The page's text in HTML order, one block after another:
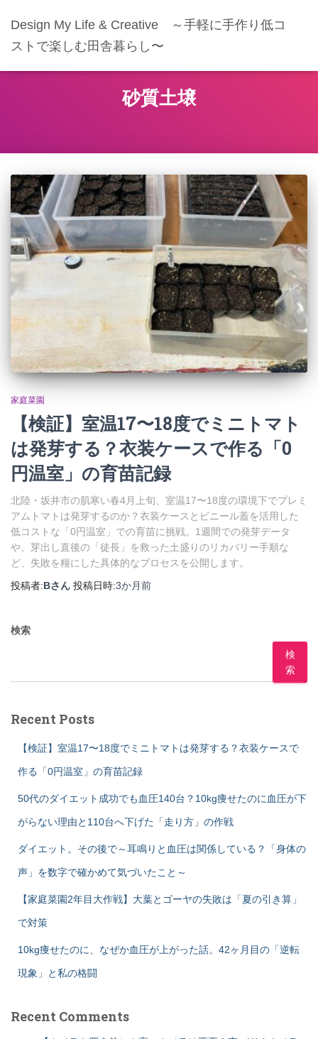
Design My Life & Creative ～手軽に手作り低コ
ストで楽しむ田舎暮らし〜
砂質土壌
家庭菜園
【検証】室温17〜18度でミニトマト
は発芽する？衣装ケースで作る「0
円温室」の育苗記録
北陸・坂井市の肌寒い春4月上旬、室温17〜18度の環境下でプレミ
アムトマトは発芽するのか？衣装ケースとビニール蓋を活用した
低コストな「0円温室」での育苗に挑戦。1週間での発芽データ
や、芽出し直後の「徒長」を救った土盛りのリカバリー手順な
ど、失敗を糧にした具体的なプロセスを公開します。
投稿者:Bさん 投稿日時:3か月前
検索
検
索
Recent Posts
【検証】室温17〜18度でミニトマトは発芽する？衣装ケースで
作る「0円温室」の育苗記録
50代のダイエット成功でも血圧140台？10kg痩せたのに血圧が下
がらない理由と110台へ下げた「走り方」の作戦
ダイエット。その後で～耳鳴りと血圧は関係している？「身体の
声」を数字で確かめて気づいたこと～
【家庭菜園2年目大作戦】大葉とゴーヤの失敗は「夏の引き算」
で対策
10kg痩せたのに、なぜか血圧が上がった話。42ヶ月目の「逆転
現象」と私の格闘
Recent Comments